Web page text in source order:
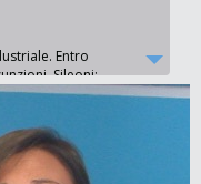
Entro
Sileoni:
restino
di 1500 esuberi.
piazza. Boscato:
selvaggi’ -
il